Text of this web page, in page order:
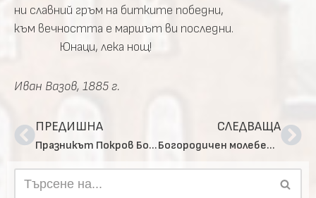
ни славний гръм на битките победни,
към вечността е маршът ви последни.
Юнаци, лека нощ!
Иван Вазов, 1885 г.
ПРЕДИШНА
Празникът Покров Богородичен в с. Радуил
СЛЕДВАЩА
Богородичен молебен канон в столичния храм “ Св. София“